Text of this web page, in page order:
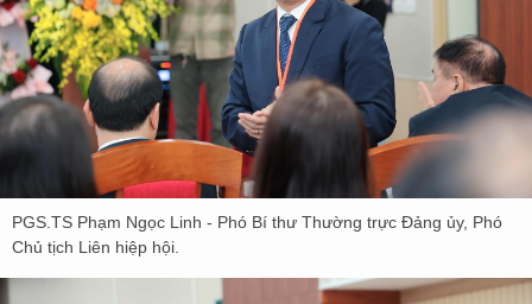
PGS.TS Phạm Ngọc Linh - Phó Bí thư Thường trực Đảng ủy, Phó
Chủ tịch Liên hiệp hội.